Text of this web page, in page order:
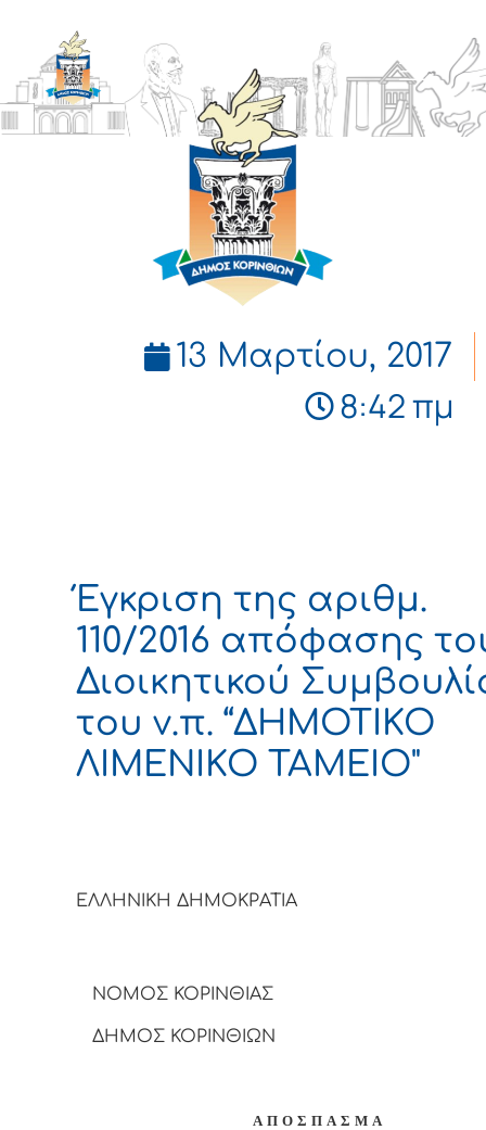
ΔΗΜΟΣ
ΚΟΡΙΝΘΙΩΝ
13 Μαρτίου, 2017
8:42 πμ
Έγκριση της αριθμ.
110/2016 απόφασης
Διοικητικού
του ν.π. “ΔΗΜΟΤΙΚΟ
ΛΙΜΕΝΙΚΟ ΤΑΜΕΙΟ"
ΕΛΛΗΝΙΚΗ ΔΗΜΟΚΡΑΤΙΑ
ΝΟΜΟΣ ΚΟΡΙΝΘΙΑΣ
ΔΗΜΟΣ ΚΟΡΙΝΘΙΩΝ
ΑΠΟΣΠΑΣΜΑ